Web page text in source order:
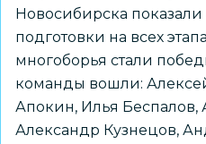
Новосибирска
подготовки на всех
многоборья стали
команды вошли:
Апокин, Илья Беспалов,
Александр Кузнецов,